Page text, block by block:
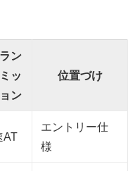
ラン
ッ
ン
位置づけ
AT
エントリー仕
様